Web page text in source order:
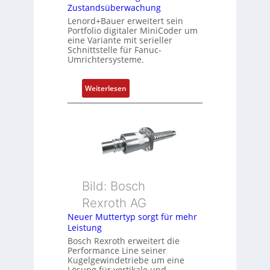
i
e
r
P
o
s
i
o
m
s
u
n
Zustandsüberwachung
Lenord+Bauer erweitert sein
Portfolio digitaler MiniCoder um
eine Variante mit serieller
Schnittstelle für Fanuc-
Umrichtersysteme.
Weiterlesen:
D
h
g
e
k
m
b
i
Bild: Bosch
Rexroth AG
Neuer Muttertyp sorgt für mehr
Leistung
Bosch Rexroth erweitert die
Performance Line seiner
Kugelgewindetriebe um eine